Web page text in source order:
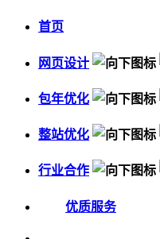
首页
网页设计
包年优化
整站优化
行业合作
优质服务